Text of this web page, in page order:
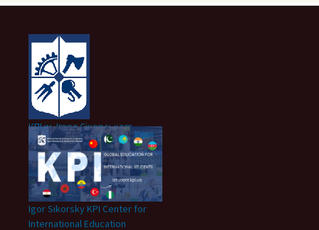
КПІ ім. Ігоря Сікорського
Igor Sikorsky KPI Center for
International Education